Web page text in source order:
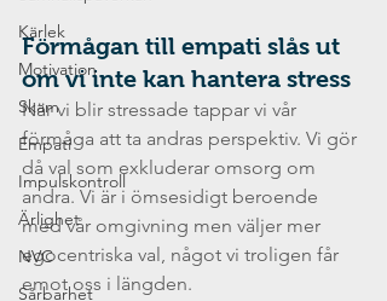
Kärlek
Motivation
Skam
Empati
Impulskontroll
Ärlighet
NVC
Sårbarhet
Förmågan till empati slås ut
om vi inte kan hantera stress
När vi blir stressade tappar vi vår
förmåga att ta andras perspektiv. Vi gör
då val som exkluderar omsorg om
andra. Vi är i ömsesidigt beroende
med vår omgivning men väljer mer
egocentriska val, något vi troligen får
emot oss i längden.